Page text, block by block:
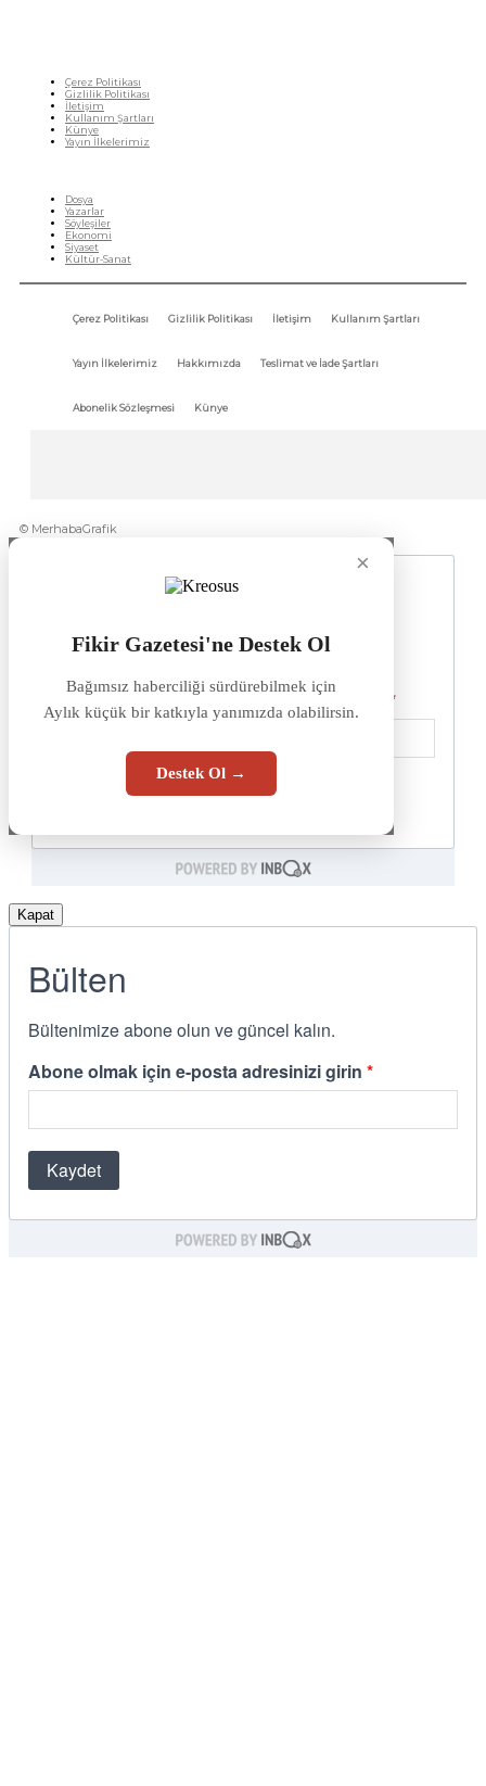
Çerez Politikası
Gizlilik Politikası
İletişim
Kullanım Şartları
Künye
Yayın İlkelerimiz
Dosya
Yazarlar
Söyleşiler
Ekonomi
Siyaset
Kültür-Sanat
Çerez Politikası Gizlilik Politikası İletişim Kullanım Şartları
Yayın İlkelerimiz Hakkımızda Teslimat ve İade Şartları
Abonelik Sözleşmesi Künye
© MerhabaGrafik
×
Fikir Gazetesi'ne Destek Ol
Bağımsız haberciliği sürdürebilmek için
Aylık küçük bir katkıyla yanımızda olabilirsin.
Destek Ol →
Kapat